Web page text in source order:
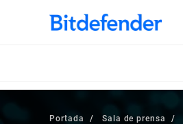
Portada Sala de prensa